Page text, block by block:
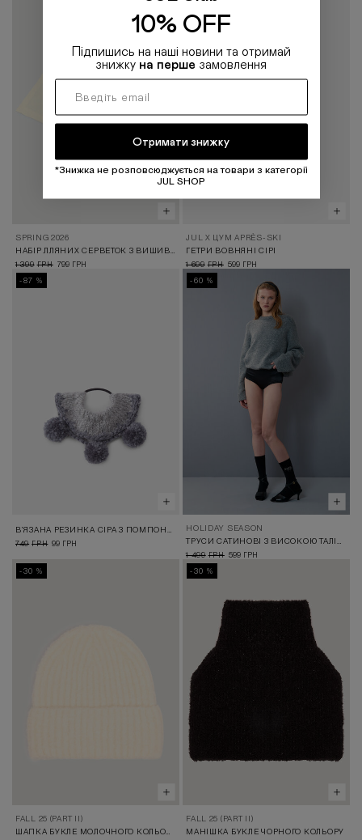
SPRING 2026
1 399 ГРН 799 ГРН
JUL X ЦУМ APRÈS-SKI
ГЕТРИ ВОВНЯНІ СІРІ
1 699 ГРН 599 ГРН
-87 %
749 ГРН 99 ГРН
-60 %
HOLIDAY SEASON
1 499 ГРН 599 ГРН
-30 %
FALL 25 (PART II)
ШАПКА БУКЛЕ МОЛОЧНОГО КОЛЬОРУ
-30 %
FALL 25 (PART II)
МАНІШКА БУКЛЕ ЧОРНОГО КОЛЬОРУ
10% OFF
Підпишись на наші новини та отримай
знижку на перше замовлення
Отримати знижку
*Знижка не розповсюджується на товари з категорії
JUL SHOP